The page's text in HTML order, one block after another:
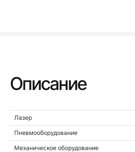
Описание
Лазер
Пневмооборудование
Механическое оборудование